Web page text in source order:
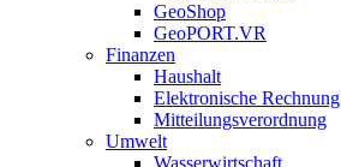
GeoShop
GeoPORT.VR
Finanzen
Haushalt
Elektronische Rechnung
Mitteilungsverordnung
Umwelt
Wasserwirtschaft